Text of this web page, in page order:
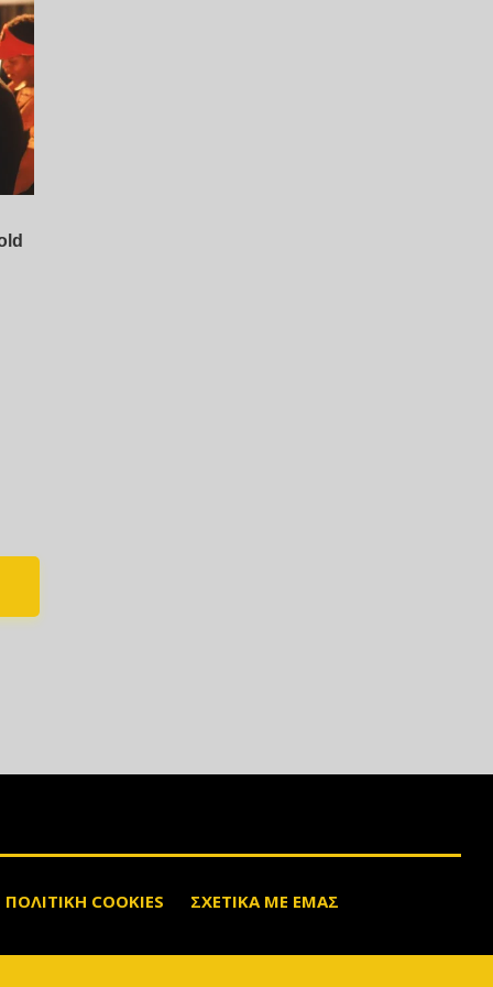
ΠΟΛΙΤΙΚΗ COOKIES ΣΧΕΤΙΚΑ ΜΕ ΕΜΑΣ